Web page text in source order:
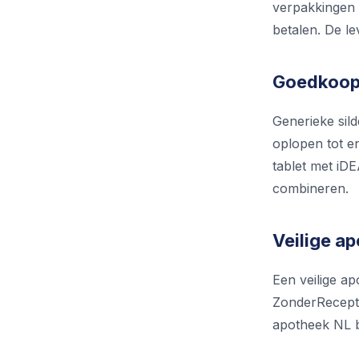
betalen. De
Generieke
oplopen tot
tablet met
combineren.
Veilige
Een veilige
apotheek NL